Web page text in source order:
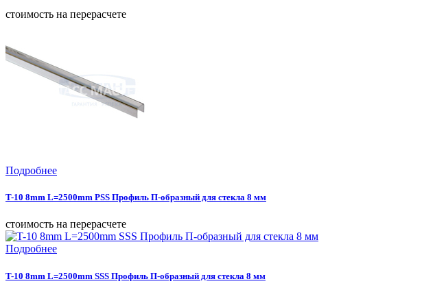
cтоимость на перерасчете
Подробнее
T-10 8mm L=2500mm PSS Профиль П-образный для стекла 8 мм
cтоимость на перерасчете
Подробнее
T-10 8mm L=2500mm SSS Профиль П-образный для стекла 8 мм